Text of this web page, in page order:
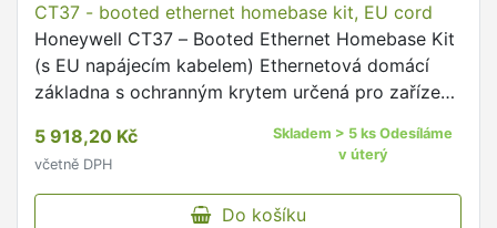
CT37 - booted ethernet homebase kit, EU cord
Honeywell CT37 – Booted Ethernet Homebase Kit
(s EU napájecím kabelem) Ethernetová domácí
základna s ochranným krytem určená pro zařízení
5 918,20 Kč
včetně DPH
Skladem > 5 ks Odesíláme
v úterý
Do košíku